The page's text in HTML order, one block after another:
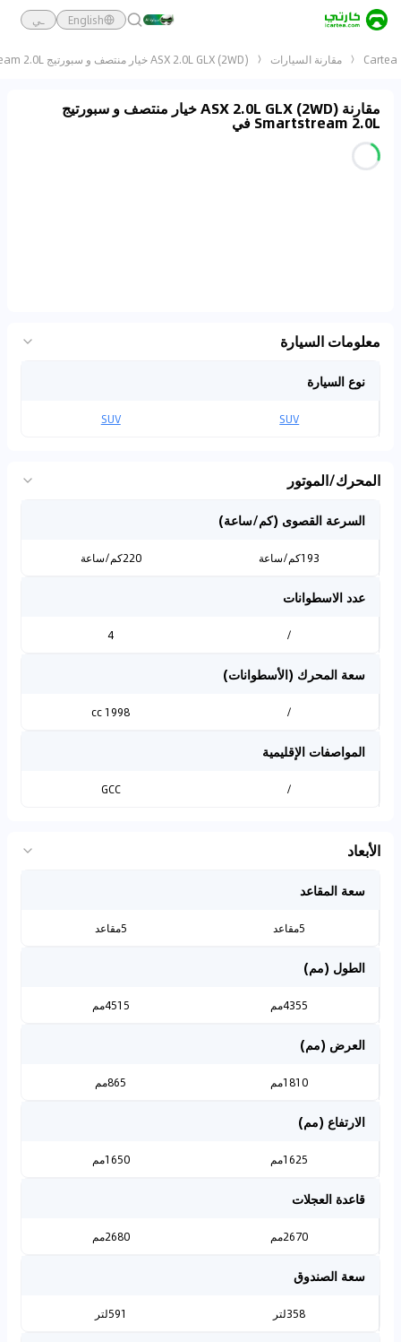
English ـي
Cartea مقارنة السيارات ASX 2.0L GLX (2WD) خيار منتصف و سبورتيج Smartstream 2.0L
مقارنة ASX 2.0L GLX (2WD) خيار منتصف و سبورتيج
Smartstream 2.0L في
معلومات السيارة
نوع السيارة
SUV
SUV
المحرك/الموتور
السرعة القصوى (كم/ساعة)
193كم/ساعة 220كم/ساعة
عدد الاسطوانات
/
4
سعة المحرك (الأسطوانات)
/
1998 cc
المواصفات الإقليمية
/
GCC
الأبعاد
سعة المقاعد
5مقاعد 5مقاعد
الطول (مم)
4355مم 4515مم
العرض (مم)
1810مم 865مم
الارتفاع (مم)
1625مم 1650مم
قاعدة العجلات
2670مم 2680مم
سعة الصندوق
358لتر 591لتر